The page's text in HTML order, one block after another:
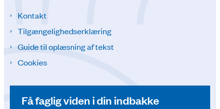
Kontakt
Tilgængelighedserklæring
Guide til oplæsning af tekst
Cookies
Få faglig viden i din indbakke